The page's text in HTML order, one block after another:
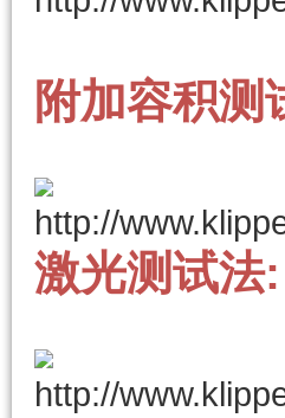
附加容积测
激光测试法: